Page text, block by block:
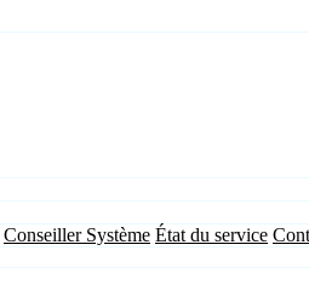
Conseiller Système État du service